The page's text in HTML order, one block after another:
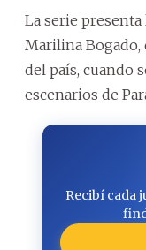
La serie
Marilina
del país, cuando
escenarios de
Recibí cada